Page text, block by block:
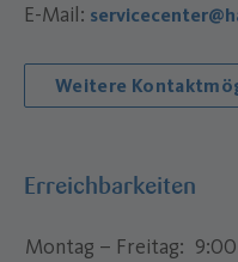
E-Mail:
Weitere
Erreichbarkeiten
Montag – Freitag